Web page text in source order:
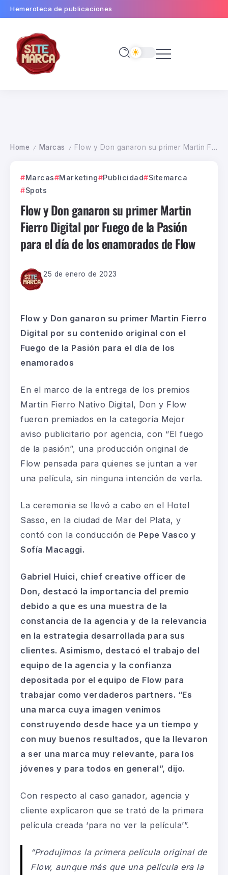
Hemeroteca de publicaciones
Home / Marcas / Flow y Don ganaron su primer Martin Fierro Digital por Fuego de la Pasión para el día de los enamorados de Flow
Marcas Marketing Publicidad
Sitemarca
Spots
Flow y Don ganaron su primer Martin
Fierro Digital por Fuego de la Pasión
para el día de los enamorados de Flow
25 de enero de 2023
Flow y Don ganaron su primer Martin Fierro
Digital por su contenido original con el
Fuego de la Pasión para el día de los
enamorados
En el marco de la entrega de los premios
Martín Fierro Nativo Digital, Don y Flow
fueron premiados en la categoría Mejor
aviso publicitario por agencia, con “El fuego
de la pasión”, una producción original de
Flow pensada para quienes se juntan a ver
una película, sin ninguna intención de verla.
La ceremonia se llevó a cabo en el Hotel
Sasso, en la ciudad de Mar del Plata, y
contó con la conducción de Pepe Vasco y
Sofía Macaggi.
Gabriel Huici, chief creative officer de
Don, destacó la importancia del premio
debido a que es una muestra de la
constancia de la agencia y de la relevancia
en la estrategia desarrollada para sus
clientes. Asimismo, destacó el trabajo del
equipo de la agencia y la confianza
depositada por el equipo de Flow para
trabajar como verdaderos partners. “Es
una marca cuya imagen venimos
construyendo desde hace ya un tiempo y
con muy buenos resultados, que la llevaron
a ser una marca muy relevante, para los
jóvenes y para todos en general”, dijo.
Con respecto al caso ganador, agencia y
cliente explicaron que se trató de la primera
película creada ‘para no ver la película’”.
“Produjimos la primera película original de
Flow, aunque más que una película era la